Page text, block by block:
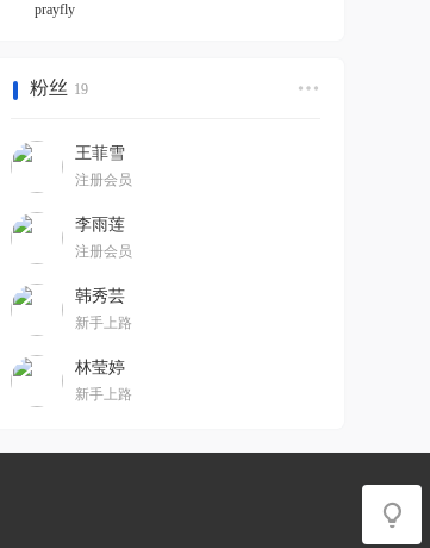
prayfly
粉丝 19
王菲雪
注册会员
李雨莲
注册会员
韩秀芸
新手上路
林莹婷
新手上路